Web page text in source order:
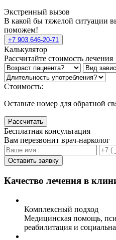
Экстренный вызов
В какой бы тяжелой ситуации
поможем!
+7 903 646-20-71
Калькулятор
Рассчитайте стоимость лечения
Стоимость:
Оставьте номер для обратной
Рассчитать
Бесплатная консультация
Вам перезвонит врач-нарколог
Оставить заявку
Качество лечения в
Комплексный подход
Медицинская помощь,
реабилитация и